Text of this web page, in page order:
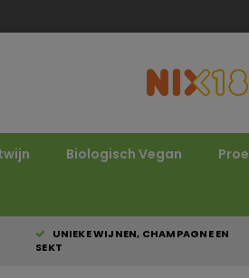
Biologisch Vegan
UNIEKE WIJNEN, CHAMPAGNE EN
SEKT